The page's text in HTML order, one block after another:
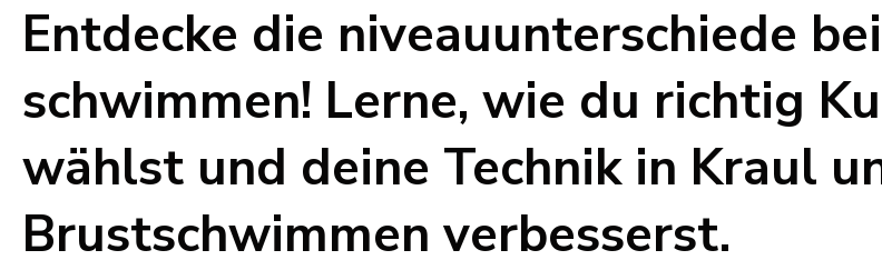
Entdecke die niveauunterschiede
schwimmen! Lerne, wie du richtig
wählst und deine Technik in Kraul
Brustschwimmen verbesserst.